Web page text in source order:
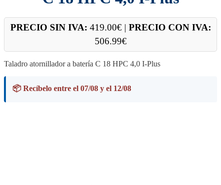
PRECIO SIN IVA: 419.00€ | PRECIO CON IVA:
506.99€
Taladro atornillador a batería C 18 HPC 4,0 I-Plus
📦 Recíbelo entre el 07/08 y el 12/08